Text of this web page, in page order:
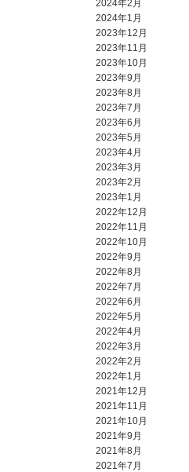
2024年2月
2024年1月
2023年12月
2023年11月
2023年10月
2023年9月
2023年8月
2023年7月
2023年6月
2023年5月
2023年4月
2023年3月
2023年2月
2023年1月
2022年12月
2022年11月
2022年10月
2022年9月
2022年8月
2022年7月
2022年6月
2022年5月
2022年4月
2022年3月
2022年2月
2022年1月
2021年12月
2021年11月
2021年10月
2021年9月
2021年8月
2021年7月